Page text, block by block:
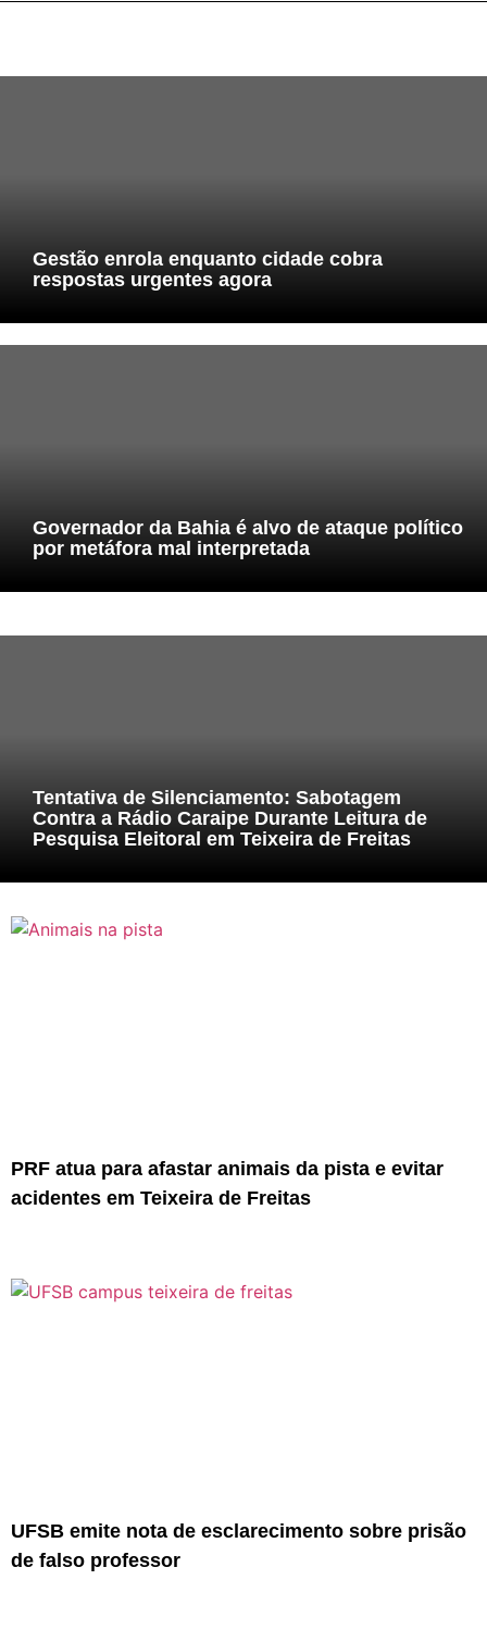
Gestão enrola enquanto cidade cobra
respostas urgentes agora
Governador da Bahia é alvo de ataque político
por metáfora mal interpretada
Tentativa de Silenciamento: Sabotagem
Contra a Rádio Caraipe Durante Leitura de
Pesquisa Eleitoral em Teixeira de Freitas
PRF atua para afastar animais da pista e evitar
acidentes em Teixeira de Freitas
UFSB emite nota de esclarecimento sobre prisão
de falso professor